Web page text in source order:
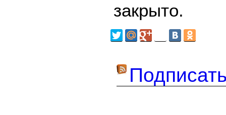
закрыто.